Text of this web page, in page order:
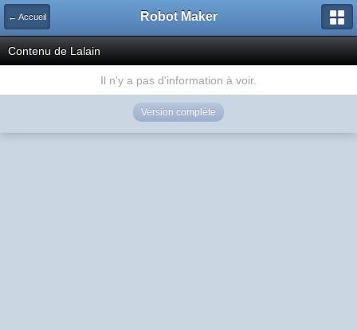
← Accueil Robot Maker
Contenu de Lalain
Il n'y a pas d'information à voir.
Version complète